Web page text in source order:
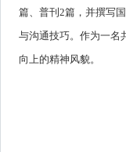
篇、普刊2篇，并撰写
与沟通技巧。作为一名
向上的精神风貌。